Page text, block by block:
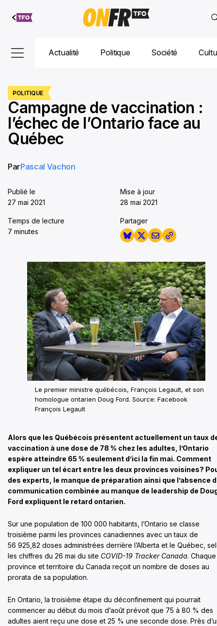
Aller au
contenu
Actualité Politique Société
POLITIQUE
Campagne de vaccination :
l’échec de l’Ontario face au
Québec
ParPascal Vachon
Publié le
27 mai 2021
Mise à jour
28 mai 2021
Temps de lecture
7 minutes
Partager
Le premier ministre québécois, François Legault, et son
homologue ontarien Doug Ford. Source: Facebook
François Legault
Alors que les Québécois présentent actuellement un taux
vaccination à une dose de 78 % chez les adultes, l’Ontario
espère atteindre 65 % seulement d’ici la fin mai. Comment
expliquer un tel écart entre les deux provinces voisines?
des experts, le manque de préparation ainsi que l’absence
communication combinée au manque de leadership de
Ford expliquent le retard ontarien.
Sur une population de 100 000 habitants, l’Ontario se classe
troisième parmi les provinces canadiennes avec un taux de
56 925,82 doses administrées derrière l’Alberta et le Québec,
les chiffres du 26 mai du site COVID-19 Tracker Canada. Chaque
province et territoire du Canada reçoit un nombre de doses au
prorata de sa population.
En Ontario, la troisième étape du déconfinement qui pourrait
commencer au début du mois d’août prévoit que 75 à 80 % des
adultes aient reçu une dose et 25 % une seconde dose. Près